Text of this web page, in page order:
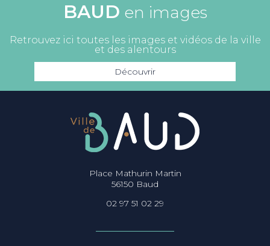
BAUD en images
Retrouvez ici toutes les images et vidéos de la ville
et des alentours
Découvrir
Place Mathurin Martin
56150 Baud
02 97 51 02 29